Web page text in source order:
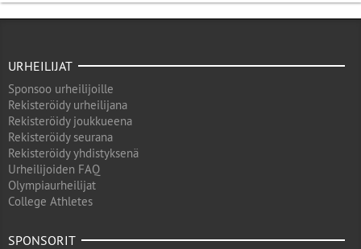
URHEILIJAT
Sponsoo urheilijoille
Rekisteröidy urheilijana
Rekisteröidy joukkueena
Rekisteröidy seurana
Rekisteröidy yhdistyksenä
Urheilijoiden FAQ
Olympiaurheilijat
College Athletes
SPONSORIT